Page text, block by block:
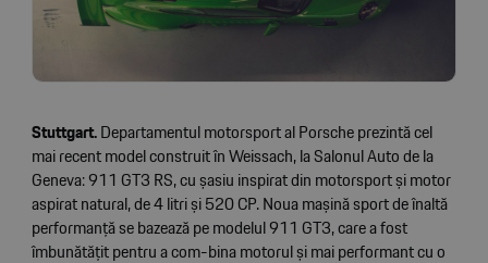
Stuttgart.Departamentul motorsport al Porsche prezintă cel
mai recent model construit în Weissach, la Salonul Auto de la
Geneva: 911 GT3 RS, cu șasiu inspirat din motorsport și motor
aspirat natural, de 4 litri și 520 CP. Noua mașină sport de înaltă
performanță se bazează pe modelul 911 GT3, care a fost
îmbunătățit pentru a com-bina motorul și mai performant cu o